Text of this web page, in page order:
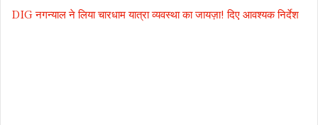
DIG नगन्याल ने लिया चारधाम यात्रा व्यवस्था का जायज़ा! दिए आवश्यक निर्देश